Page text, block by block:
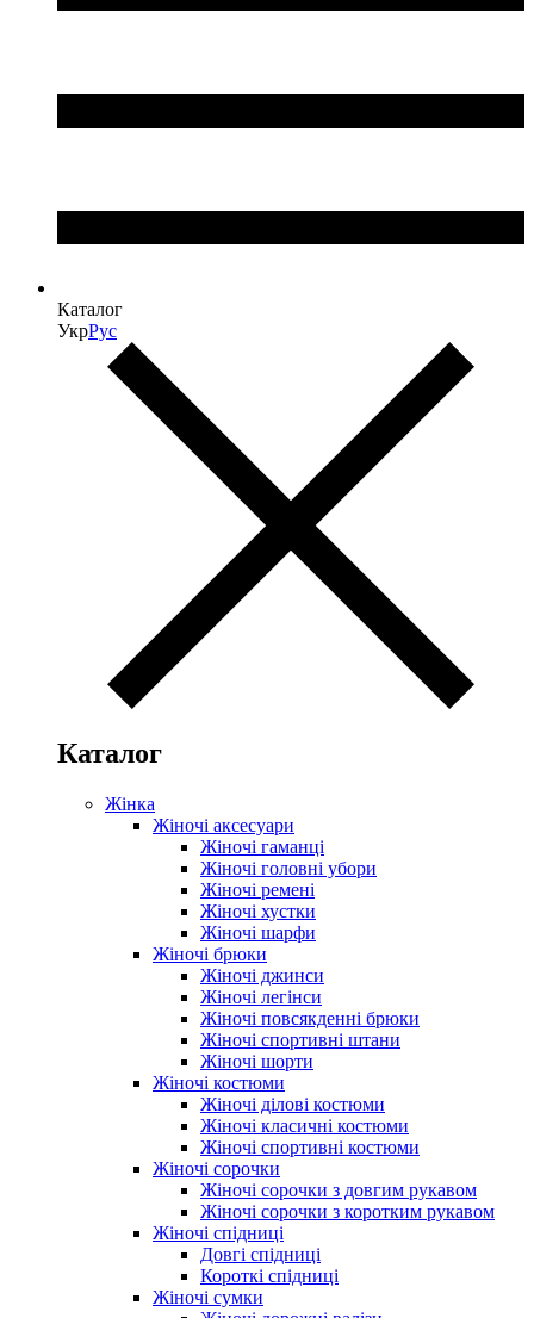
Каталог
УкрРус
Каталог
Жінка
Жіночі аксесуари
Жіночі гаманці
Жіночі головні убори
Жіночі ремені
Жіночі хустки
Жіночі шарфи
Жіночі брюки
Жіночі джинси
Жіночі легінси
Жіночі повсякденні брюки
Жіночі спортивні штани
Жіночі шорти
Жіночі костюми
Жіночі ділові костюми
Жіночі класичні костюми
Жіночі спортивні костюми
Жіночі сорочки
Жіночі сорочки з довгим рукавом
Жіночі сорочки з коротким рукавом
Жіночі спідниці
Довгі спідниці
Короткі спідниці
Жіночі сумки